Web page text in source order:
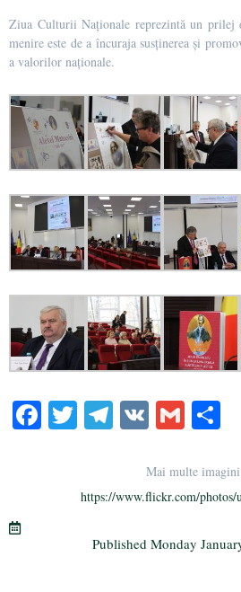
Ziua Culturii Naționale reprezintă un prilej
menire este de a încuraja susținerea și
a valorilor naționale.
Fa T
r
Te
a
m
V G
ailre
Mai multe
https://www.flickr.com/photos/
Published Monday